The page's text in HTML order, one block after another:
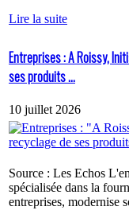
Lire la suite
Entreprises : A Roissy,
ses produits ...
10 juillet 2026
Source : Les Echos
spécialisée dans la
entreprises, modernise